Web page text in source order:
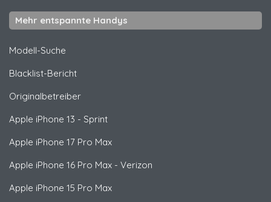
Mehr entspannte Handys
Modell-Suche
Blacklist-Bericht
Originalbetreiber
Apple iPhone 13 - Sprint
Apple iPhone 17 Pro Max
Apple iPhone 16 Pro Max - Verizon
Apple iPhone 15 Pro Max